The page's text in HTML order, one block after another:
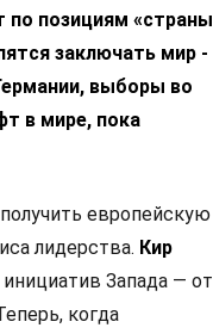
позициям «страны
заключать мир -
выборы во
в мире, пока
европейскую
лидерства. Кир
Запада — от
когда